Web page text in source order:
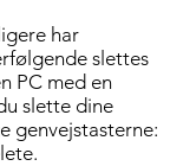
har
slettes
PC med en
slette dine
genvejstasterne: